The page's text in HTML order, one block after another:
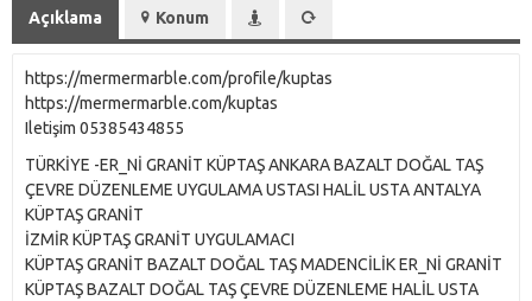
Açıklama Konum
https://mermermarble.com/profile/kuptas
https://mermermarble.com/kuptas
Iletişim 05385434855
TÜRKİYE -ER_Nİ GRANİT KÜPTAŞ ANKARA BAZALT DOĞAL TAŞ
ÇEVRE DÜZENLEME UYGULAMA USTASI HALİL USTA ANTALYA
KÜPTAŞ GRANİT
İZMİR KÜPTAŞ GRANİT UYGULAMACI
KÜPTAŞ GRANİT BAZALT DOĞAL TAŞ MADENCİLİK ER_Nİ GRANİT
KÜPTAŞ BAZALT DOĞAL TAŞ ÇEVRE DÜZENLEME HALİL USTA